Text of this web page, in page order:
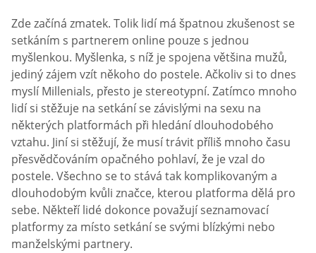
Zde začíná zmatek. Tolik lidí má špatnou zkušenost se
setkáním s partnerem online pouze s jednou
myšlenkou. Myšlenka, s níž je spojena většina mužů,
jediný zájem vzít někoho do postele. Ačkoliv si to dnes
myslí Millenials, přesto je stereotypní. Zatímco mnoho
lidí si stěžuje na setkání se závislými na sexu na
některých platformách při hledání dlouhodobého
vztahu. Jiní si stěžují, že musí trávit příliš mnoho času
přesvědčováním opačného pohlaví, že je vzal do
postele. Všechno se to stává tak komplikovaným a
dlouhodobým kvůli značce, kterou platforma dělá pro
sebe. Někteří lidé dokonce považují seznamovací
platformy za místo setkání se svými blízkými nebo
manželskými partnery.